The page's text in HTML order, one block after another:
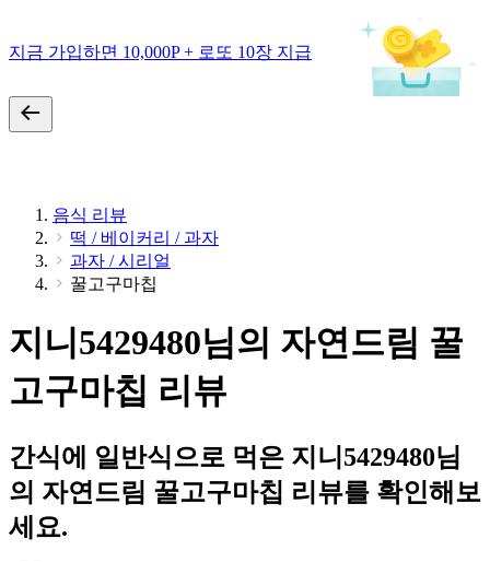
지금 가입하면 10,000P + 로또 10장 지급
음식 리뷰
떡 / 베이커리 / 과자
과자 / 시리얼
꿀고구마칩
지니5429480님의 자연드림 꿀
고구마칩 리뷰
간식에 일반식으로 먹은 지니5429480님
의 자연드림 꿀고구마칩 리뷰를 확인해보
세요.